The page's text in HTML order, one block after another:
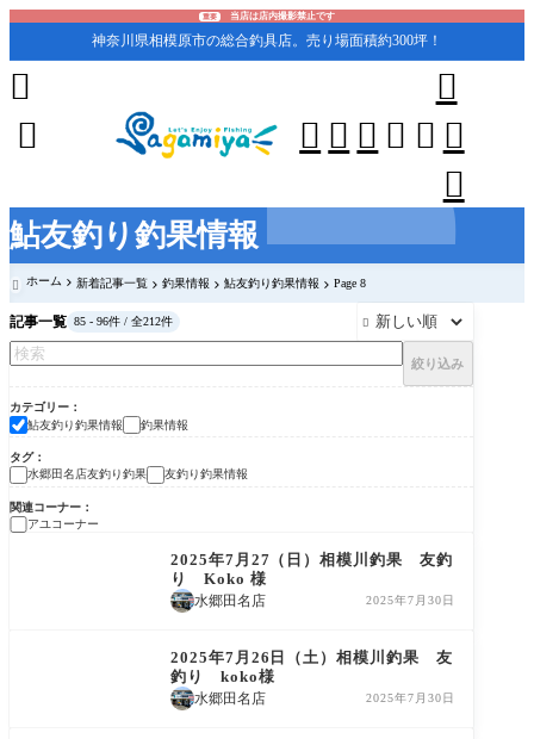
鮎友釣り釣果情報
重要 当店は店内撮影禁止です
神奈川県相模原市の総合釣具店。売り場面積約300坪！
    





 ホーム 新着記事一覧 釣果情報 鮎友釣り釣果情報 Page 8
記事一覧 85 - 96件 / 全212件 
絞り込み
カテゴリー
鮎友釣り釣果情報
釣果情報
タグ
水郷田名店友釣り釣果
友釣り釣果情報
関連コーナー
アユコーナー
鮎友釣り釣果情報
2025年7月27（日）相模川釣果 友釣
り Koko 様
水郷田名店 2025年7月30日
2025年7月26日（土）相模川釣果 友
釣り koko様
水郷田名店 2025年7月30日